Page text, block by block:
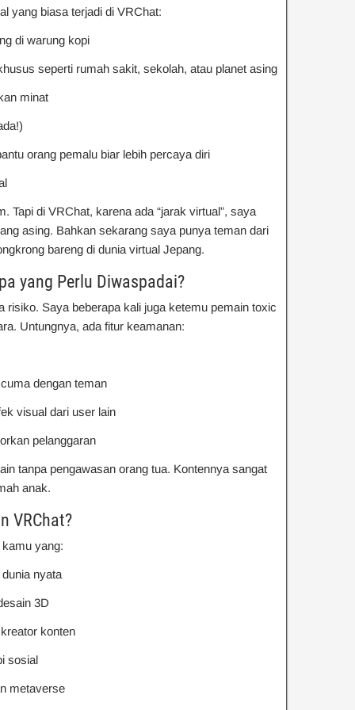
yang biasa terjadi di VRChat:
di warung kopi
seperti rumah sakit, sekolah, atau planet asing
minat
orang pemalu biar lebih percaya diri
Tapi di VRChat, karena ada “jarak virtual”, saya
asing. Bahkan sekarang saya punya teman dari
bareng di dunia virtual Jepang.
yang Perlu Diwaspadai?
risiko. Saya beberapa kali juga ketemu pemain toxic
Untungnya, ada fitur keamanan:
dengan teman
visual dari user lain
pelanggaran
tanpa pengawasan orang tua. Kontennya sangat
anak.
VRChat?
yang:
nyata
3D
konten
sosial
metaverse